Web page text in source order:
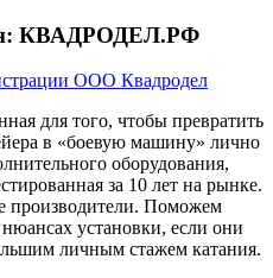
КВАДРОДЕЛ.РФ
для того, чтобы превратить
в «боевую машину» лично
оборудования,
за 10 лет на рынке.
производители. Поможем
установки, если они
личным стажем катания.